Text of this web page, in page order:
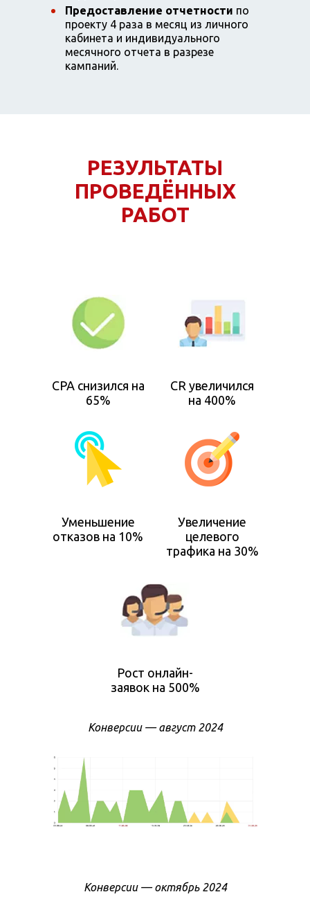
Предоставление отчетности по
проекту 4 раза в месяц из личного
кабинета и индивидуального
месячного отчета в разрезе
кампаний.
РЕЗУЛЬТАТЫ
ПРОВЕДЁННЫХ
РАБОТ
CPA снизился на
65%
CR увеличился
на 400%
Уменьшение
отказов на 10%
Увеличение
целевого
трафика на 30%
Рост онлайн-
заявок на 500%
Конверсии — август 2024
Конверсии — октябрь 2024